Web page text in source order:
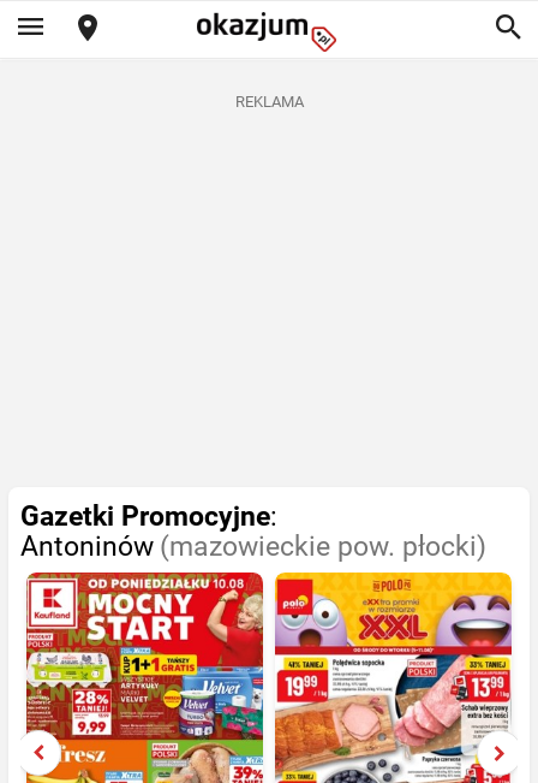
REKLAMA
Gazetki Promocyjne:
Antoninów (mazowieckie pow. płocki)